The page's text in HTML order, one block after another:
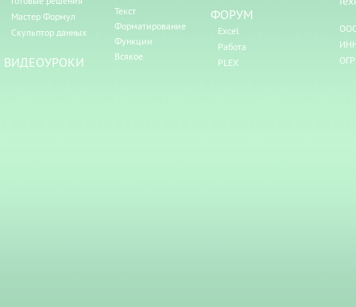
Мастер Формул
Скульптор данных
ВИДЕОУРОКИ
Текст
Форматирование
Функции
Всякое
ФОРУМ
Excel
Работа
PLEX